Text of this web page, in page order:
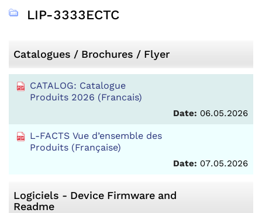
LIP-3333ECTC
Catalogues / Brochures / Flyer
CATALOG: Catalogue
Produits 2026 (Francais)
Date: 06.05.2026
L-FACTS Vue d’ensemble des
Produits (Française)
Date: 07.05.2026
Logiciels - Device Firmware and
Readme